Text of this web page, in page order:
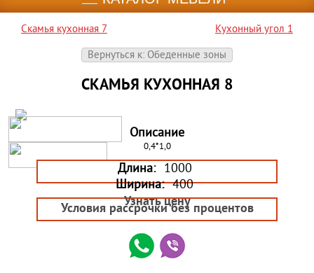
Скамья кухонная 7
Кухонный угол 1
Вернуться к: Обеденные зоны
СКАМЬЯ КУХОННАЯ 8
Описание
0,4*1,0
Длина: 1000
Ширина: 400
Узнать цену
Условия рассрочки без процентов